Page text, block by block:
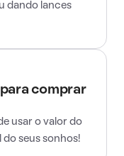
dando lances
comprar
usar o valor do
seus sonhos!